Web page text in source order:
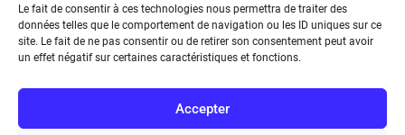
Le fait de consentir à ces technologies nous permettra de traiter des
données telles que le comportement de navigation ou les ID uniques sur ce
site. Le fait de ne pas consentir ou de retirer son consentement peut avoir
un effet négatif sur certaines caractéristiques et fonctions.
Accepter
Société de l’Electricité, de l’Electronique et des Technologies
de l’Information et de la Communication
17 rue de l’Amiral Hamelin75116 Paris
Métro : « Boissière » Ligne 6 et « Iéna » Ligne 9